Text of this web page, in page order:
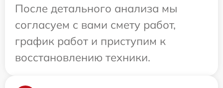
После детального анализа мы
согласуем с вами смету работ,
график работ и приступим к
восстановлению техники.